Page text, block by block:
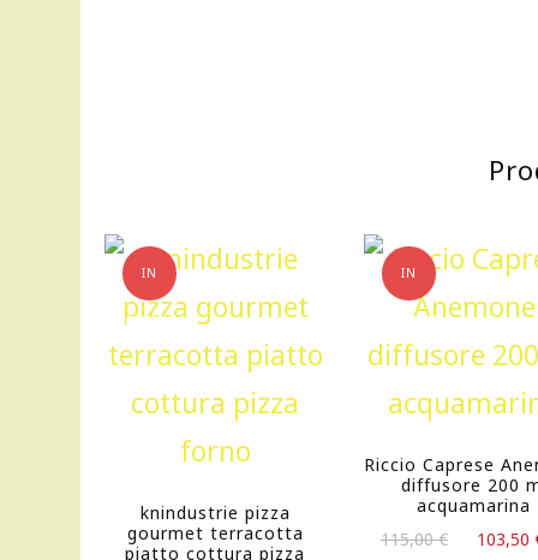
IN
OFFERTA!
knindustrie pizza
gourmet terracotta
piatto cottura pizza
IN
OFFERTA!
Riccio Caprese
diffusore 200
acquamarina
115,00€ 103,50